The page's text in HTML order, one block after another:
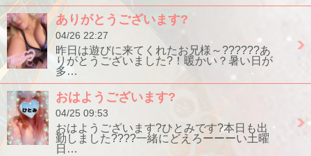
ありがとうございます?
04/26 22:27
昨日は遊びに来てくれたお兄様～??????あ
りがとうございました?！暖かい？暑い日が
多…
おはようございます?
04/25 09:53
おはようございます?ひとみです?本日も出
勤しました????一緒にどえろーーーい土曜
日…